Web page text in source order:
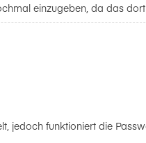
einzugeben, da das
jedoch funktioniert die